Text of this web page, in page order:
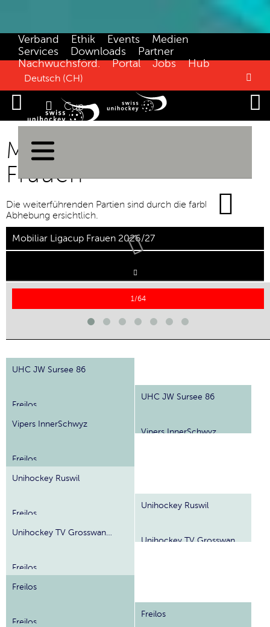
Verband Ethik Events
Medien
Services
Downloads
Partner
Nachwuchsförd.
Portal Jobs Hub
Deutsch (CH)
▼
▼
 Cup
Mobiliar Ligacup
Frauen
Die weiterführenden Partien sind durch die farbliche
Abhebung ersichtlich.
Mobiliar Ligacup Frauen 2026/27
1/64
UHC JW Sursee 86
Freilos
Vipers InnerSchwyz
Freilos
Unihockey Ruswil
Freilos
Unihockey TV Grosswangen
Freilos
Freilos
Freilos
UHC JW Sursee 86
Vipers InnerSchwyz
Unihockey Ruswil
Unihockey TV Grosswangen
Freilos